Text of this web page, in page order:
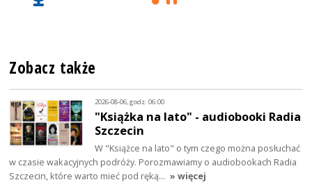
Zobacz także
2026-08-06, godz. 06:00
"Książka na lato" - audiobooki Radia
Szczecin
W "Książce na lato" o tym czego można posłuchać
w czasie wakacyjnych podróży. Porozmawiamy o audiobookach Radia
Szczecin, które warto mieć pod ręką… » więcej